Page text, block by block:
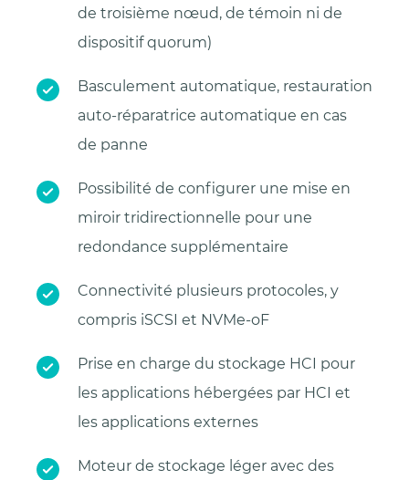
de troisième nœud, de témoin ni de
dispositif quorum)
Basculement automatique, restauration
auto-réparatrice automatique en cas
de panne
Possibilité de configurer une mise en
miroir tridirectionnelle pour une
redondance supplémentaire
Connectivité plusieurs protocoles, y
compris iSCSI et NVMe-oF
Prise en charge du stockage HCI pour
les applications hébergées par HCI et
les applications externes
Moteur de stockage léger avec des